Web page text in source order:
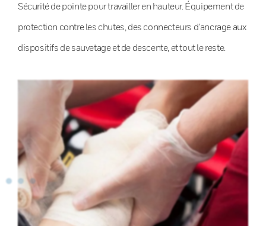
Sécurité de pointe pour travailler en hauteur. Équipement de
protection contre les chutes, des connecteurs d’ancrage aux
dispositifs de sauvetage et de descente, et tout le reste.